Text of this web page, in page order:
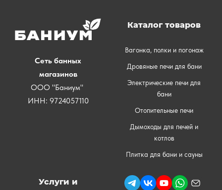
Сеть банных
магазинов
ООО "Баниум"
ИНН: 9724057110
Каталог товаров
Вагонка, полки и погонаж
Дровяные печи для бани
Электрические печи для
бани
Отопительные печи
Дымоходы для печей и
котлов
Плитка для бани и сауны
Услуги и